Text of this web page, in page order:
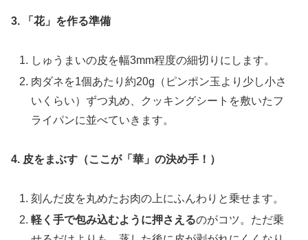
3. 「花」を作る準備
しゅうまいの皮を幅3mm程度の細切りにします。
肉ダネを1個あたり約20g（ピンポン玉より少し小さ
いくらい）ずつ丸め、クッキングシートを敷いたフ
ライパンに並べていきます。
4. 皮をまぶす（ここが「華」の決め手！）
刻んだ皮を丸めたお肉の上にふんわりと乗せます。
軽く手で包み込むように押さえるのがコツ。ただ乗